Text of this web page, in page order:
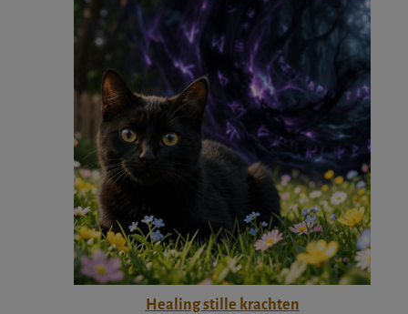
Healing stille krachten